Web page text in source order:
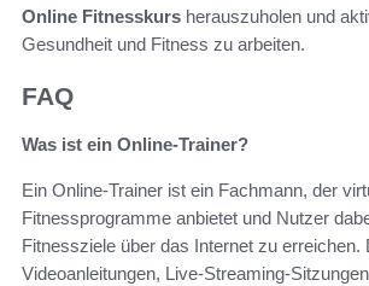
Online Fitnesskurs herauszuholen und
Gesundheit und Fitness zu arbeiten.
FAQ
Was ist ein Online-Trainer?
Ein Online-Trainer ist ein Fachmann, der
Fitnessprogramme anbietet und Nutzer
Fitnessziele über das Internet zu erreichen.
Videoanleitungen, Live-Streaming-